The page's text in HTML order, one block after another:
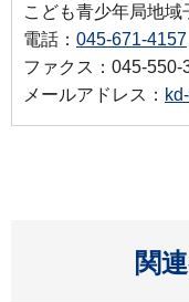
こども青少年局地域
電話： 045-671-4157
ファクス：045-550-
メールアドレス：
関